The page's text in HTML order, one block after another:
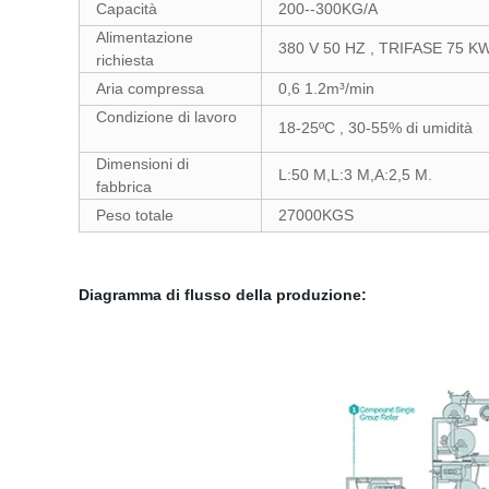
Capacità
200--300KG/A
Alimentazione
richiesta
380 V 50 HZ , TRIFASE 75
Aria compressa
0,6 1.2m³/min
Condizione di lavoro
18-25ºC , 30-55% di umidità
Dimensioni di
fabbrica
L:50 M,L:3 M,A:2,5 M.
Peso totale 27000KGS
Diagramma di flusso della produzione: